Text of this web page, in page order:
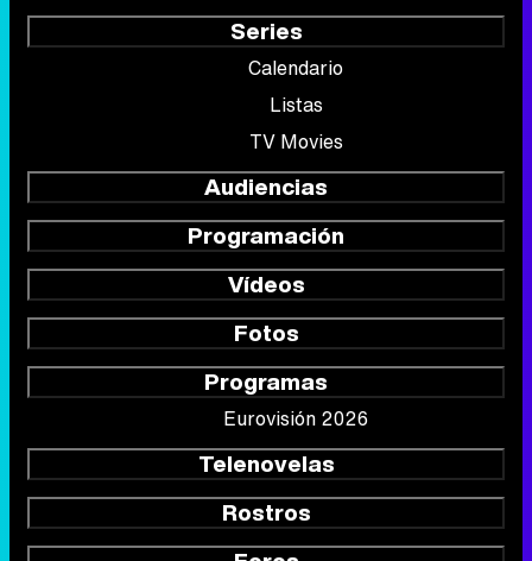
Series
Calendario
Listas
TV Movies
Audiencias
Programación
Vídeos
Fotos
Programas
Eurovisión 2026
Telenovelas
Rostros